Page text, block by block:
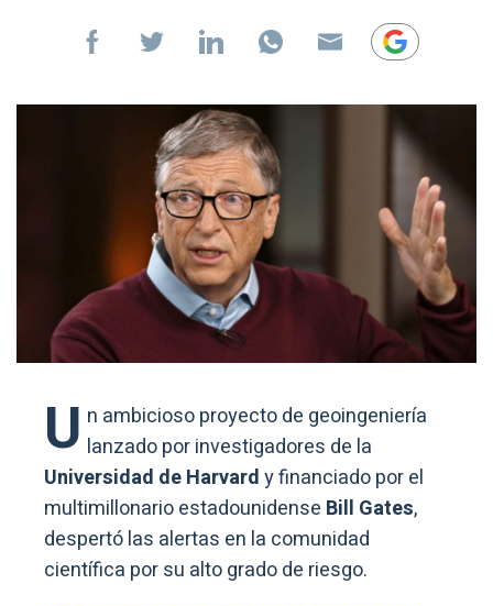
U n ambicioso proyecto de geoingeniería
lanzado por investigadores de la
Universidad de Harvardy financiado por el
multimillonario estadounidense Bill Gates,
despertó las alertas en la comunidad
científica por su alto grado de riesgo.